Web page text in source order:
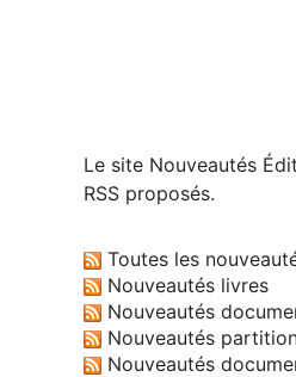
Le site Nouveautés
RSS proposés.
Toutes les
Nouveautés livres
Nouveautés
Nouveautés
Nouveautés